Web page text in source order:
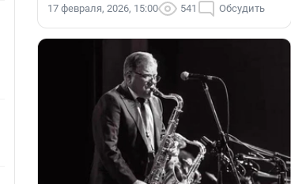
17 февраля, 2026, 15:00 541 Обсудить